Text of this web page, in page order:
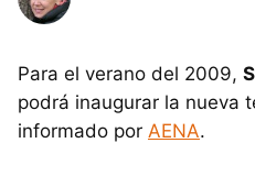
Para el verano del 2009,
podrá inaugurar la nueva
informado por AENA.